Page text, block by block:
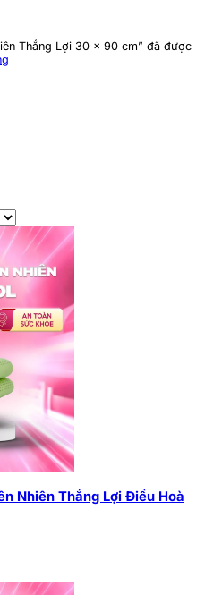
Thắng Lợi 30 x 90 cm” đã được
Nhiên Thắng Lợi Điều Hoà